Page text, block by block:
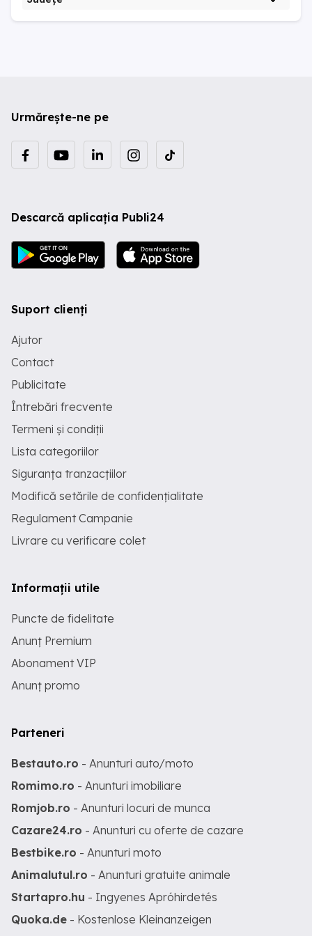
Urmărește-ne pe
Descarcă aplicația Publi24
Suport clienți
Ajutor
Contact
Publicitate
Întrebări frecvente
Termeni și condiții
Lista categoriilor
Siguranța tranzacțiilor
Modifică setările de confidențialitate
Regulament Campanie
Livrare cu verificare colet
Informații utile
Puncte de fidelitate
Anunț Premium
Abonament VIP
Anunț promo
Parteneri
Bestauto.ro - Anunturi auto/moto
Romimo.ro - Anunturi imobiliare
Romjob.ro - Anunturi locuri de munca
Cazare24.ro - Anunturi cu oferte de cazare
Bestbike.ro - Anunturi moto
Animalutul.ro - Anunturi gratuite animale
Startapro.hu - Ingyenes Apróhirdetés
Quoka.de - Kostenlose Kleinanzeigen